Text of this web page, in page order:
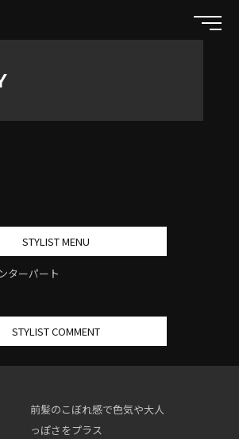
STYLIST MENU
ターパート
STYLIST COMMENT
前髪のこぼれ感で色気や大人
っぽさをプラス